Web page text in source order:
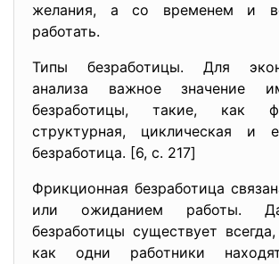
желания, а со временем и
работать.
Типы безработицы. Для
анализа важное значение
безработицы, такие, как
структурная, циклическая и
безработица. [6, c. 217]
Фрикционная безработица
или ожиданием работы.
безработицы существует
как одни работники